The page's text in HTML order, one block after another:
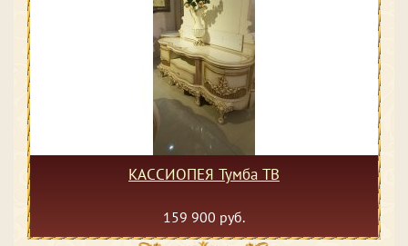
КАССИОПЕЯ Тумба ТВ
159 900 руб.